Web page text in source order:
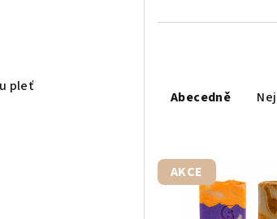
pleť
a
e
Abecedně
V
ý
AKCE